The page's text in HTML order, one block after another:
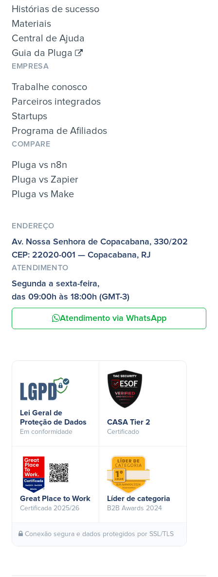
Histórias de sucesso
Materiais
Central de Ajuda
Guia da Pluga
EMPRESA
Trabalhe conosco
Parceiros integrados
Startups
Programa de Afiliados
COMPARE
Pluga vs n8n
Pluga vs Zapier
Pluga vs Make
ENDEREÇO
Av. Nossa Senhora de Copacabana, 330/202
CEP: 22020-001 — Copacabana, RJ
ATENDIMENTO
Segunda a sexta-feira,
das 09:00h às 18:00h (GMT-3)
Atendimento via WhatsApp
Lei Geral de
Proteção de Dados
Em conformidade
CASA Tier 2
Certificado
Great Place to Work
Certificada 2025/26
Líder de categoria
B2B Awards 2024
Conexão segura e dados protegidos por SSL/TLS